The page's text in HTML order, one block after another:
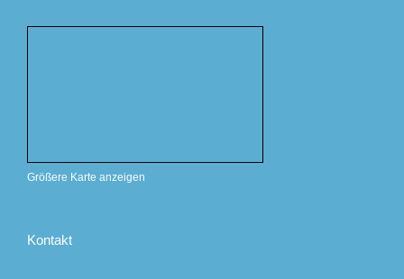
Größere Karte anzeigen
Kontakt